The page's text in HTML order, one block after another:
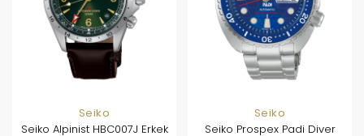
Seiko
Seiko Alpinist HBC007J Erkek
Seiko
Seiko Prospex Padi Diver